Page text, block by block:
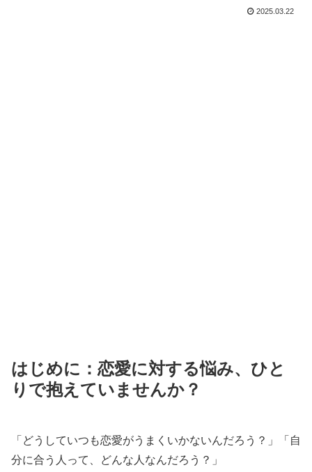
2025.03.22
はじめに：恋愛に対する悩み、ひと
りで抱えていませんか？
「どうしていつも恋愛がうまくいかないんだろう？」「自
分に合う人って、どんな人なんだろう？」